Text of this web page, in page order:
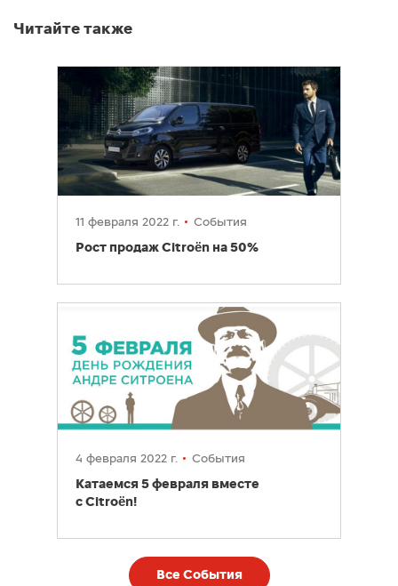
Читайте также
11 февраля 2022 г. События
Рост продаж Citroën на 50%
4 февраля 2022 г. События
Катаемся 5 февраля вместе
с Citroën!
Все События